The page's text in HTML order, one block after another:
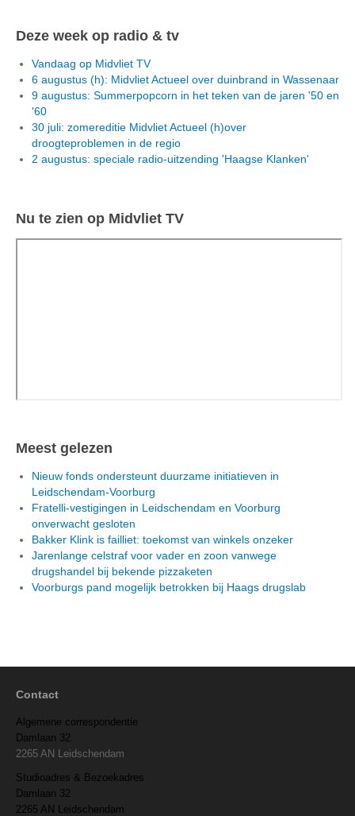
Deze week op radio & tv
Vandaag op Midvliet TV
6 augustus (h): Midvliet Actueel over duinbrand in Wassenaar
9 augustus: Summerpopcorn in het teken van de jaren '50 en
'60
30 juli: zomereditie Midvliet Actueel (h)over
droogteproblemen in de regio
2 augustus: speciale radio-uitzending 'Haagse Klanken'
Nu te zien op Midvliet TV
Meest gelezen
Nieuw fonds ondersteunt duurzame initiatieven in
Leidschendam-Voorburg
Fratelli-vestigingen in Leidschendam en Voorburg
onverwacht gesloten
Bakker Klink is failliet: toekomst van winkels onzeker
Jarenlange celstraf voor vader en zoon vanwege
drugshandel bij bekende pizzaketen
Voorburgs pand mogelijk betrokken bij Haags drugslab
Contact
Algemene correspondentie
Damlaan 32
2265 AN Leidschendam
Studioadres & Bezoekadres
Damlaan 32
2265 AN Leidschendam